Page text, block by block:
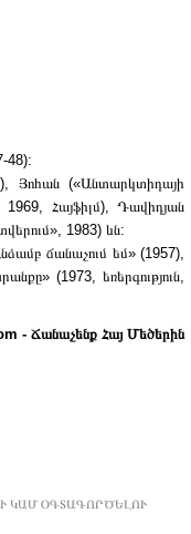
48):
Յոհան («Անտարկտիդայի
1969, Հայֆիլմ), Դավիդյան
1983) ևն:
ճանաչում եմ» (1957),
(1973, եռերգություն,
- Ճանաչենք Հայ Մեծերին
ԿԱՄ ՕԳՏԱԳՈՐԾԵԼՈՒ